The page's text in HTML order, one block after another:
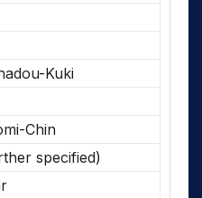
Kuki
Chin
specified)